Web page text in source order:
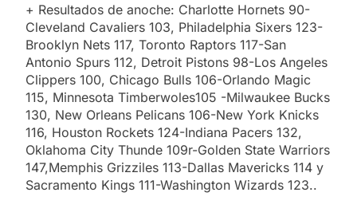
+ Resultados de anoche: Charlotte Hornets 90-
Cleveland Cavaliers 103, Philadelphia Sixers 123-
Brooklyn Nets 117, Toronto Raptors 117-San
Antonio Spurs 112, Detroit Pistons 98-Los Angeles
Clippers 100, Chicago Bulls 106-Orlando Magic
115, Minnesota Timberwoles105 -Milwaukee Bucks
130, New Orleans Pelicans 106-New York Knicks
116, Houston Rockets 124-Indiana Pacers 132,
Oklahoma City Thunde 109r-Golden State Warriors
147,Memphis Grizziles 113-Dallas Mavericks 114 y
Sacramento Kings 111-Washington Wizards 123..